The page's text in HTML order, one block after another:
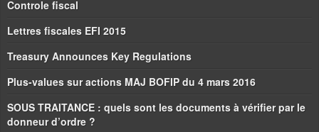
Controle fiscal
Lettres fiscales EFI 2015
Treasury Announces Key Regulations
Plus-values sur actions MAJ BOFIP du 4 mars 2016
SOUS TRAITANCE : quels sont les documents à vérifier par le
donneur d’ordre ?